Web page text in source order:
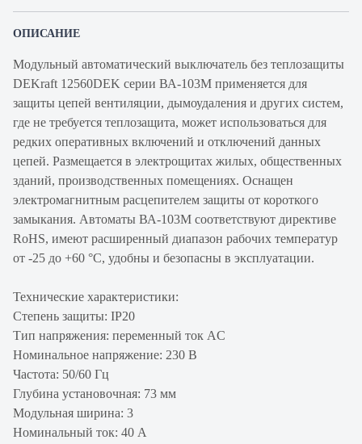
ОПИСАНИЕ
Модульный автоматический выключатель без теплозащиты
DEKraft 12560DEK серии ВА-103М применяется для
защиты цепей вентиляции, дымоудаления и других систем,
где не требуется теплозащита, может использоваться для
редких оперативных включений и отключений данных
цепей. Размещается в электрощитах жилых, общественных
зданий, производственных помещениях. Оснащен
электромагнитным расцепителем защиты от короткого
замыкания. Автоматы ВА-103М соответствуют директиве
RoHS, имеют расширенный диапазон рабочих температур
от -25 до +60 °C, удобны и безопасны в эксплуатации.
Технические характеристики:
Степень защиты: IP20
Тип напряжения: переменный ток AC
Номинальное напряжение: 230 В
Частота: 50/60 Гц
Глубина установочная: 73 мм
Модульная ширина: 3
Номинальный ток: 40 А